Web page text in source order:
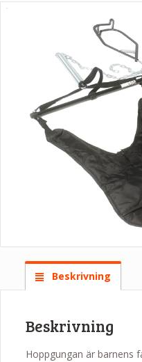
Beskrivning
Beskrivning
Hoppgungan är barnens